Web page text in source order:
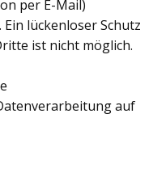
per E-Mail)
lückenloser Schutz
ist nicht möglich.
auf